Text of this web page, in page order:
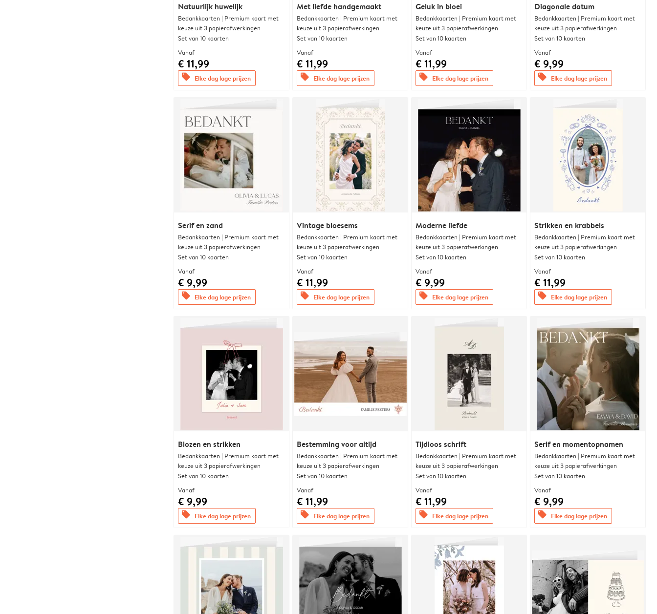
Natuurlijk huwelijk
Bedankkaarten | Premium kaart met
keuze uit 3 papierafwerkingen
Set van 10 kaarten
Vanaf
€ 11,99
offers Elke dag lage prijzen
Met liefde handgemaakt
Bedankkaarten | Premium kaart met
keuze uit 3 papierafwerkingen
Set van 10 kaarten
Vanaf
€ 11,99
offers Elke dag lage prijzen
Geluk in bloei
Bedankkaarten | Premium kaart met
keuze uit 3 papierafwerkingen
Set van 10 kaarten
Vanaf
€ 11,99
offers Elke dag lage prijzen
Diagonale datum
Bedankkaarten | Premium kaart met
keuze uit 3 papierafwerkingen
Set van 10 kaarten
Vanaf
€ 9,99
offers Elke dag lage prijzen
Serif en zand
Bedankkaarten | Premium kaart met
keuze uit 3 papierafwerkingen
Set van 10 kaarten
Vanaf
€ 9,99
offers Elke dag lage prijzen
Vintage bloesems
Bedankkaarten | Premium kaart met
keuze uit 3 papierafwerkingen
Set van 10 kaarten
Vanaf
€ 11,99
offers Elke dag lage prijzen
Moderne liefde
Bedankkaarten | Premium kaart met
keuze uit 3 papierafwerkingen
Set van 10 kaarten
Vanaf
€ 9,99
offers Elke dag lage prijzen
Strikken en krabbels
Bedankkaarten | Premium kaart met
keuze uit 3 papierafwerkingen
Set van 10 kaarten
Vanaf
€ 11,99
offers Elke dag lage prijzen
Blozen en strikken
Bedankkaarten | Premium kaart met
keuze uit 3 papierafwerkingen
Set van 10 kaarten
Vanaf
€ 9,99
offers Elke dag lage prijzen
Bestemming voor altijd
Bedankkaarten | Premium kaart met
keuze uit 3 papierafwerkingen
Set van 10 kaarten
Vanaf
€ 11,99
offers Elke dag lage prijzen
Tijdloos schrift
Bedankkaarten | Premium kaart met
keuze uit 3 papierafwerkingen
Set van 10 kaarten
Vanaf
€ 11,99
offers Elke dag lage prijzen
Serif en momentopnamen
Bedankkaarten | Premium kaart met
keuze uit 3 papierafwerkingen
Set van 10 kaarten
Vanaf
€ 9,99
offers Elke dag lage prijzen